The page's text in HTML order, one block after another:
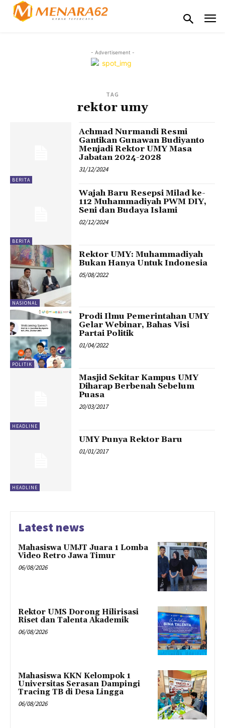
- Advertisement -
TAG
rektor umy
BERITA
Achmad Nurmandi Resmi
Gantikan Gunawan Budiyanto
Menjadi Rektor UMY Masa
Jabatan 2024-2028
31/12/2024
BERITA
Wajah Baru Resepsi Milad ke-
112 Muhammadiyah PWM DIY,
Seni dan Budaya Islami
02/12/2024
NASIONAL
Rektor UMY: Muhammadiyah
Bukan Hanya Untuk Indonesia
05/08/2022
POLITIK
Prodi Ilmu Pemerintahan UMY
Gelar Webinar, Bahas Visi
Partai Politik
01/04/2022
HEADLINE
Masjid Sekitar Kampus UMY
Diharap Berbenah Sebelum
Puasa
20/03/2017
HEADLINE
UMY Punya Rektor Baru
01/01/2017
Latest news
Mahasiswa UMJT Juara 1 Lomba
Video Retro Jawa Timur
06/08/2026
Rektor UMS Dorong Hilirisasi
Riset dan Talenta Akademik
06/08/2026
Mahasiswa KKN Kelompok 1
Universitas Serasan Dampingi
Tracing TB di Desa Lingga
06/08/2026